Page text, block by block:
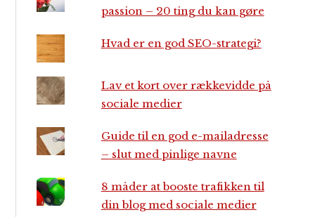
passion – 20 ting du kan gøre
Hvad er en god SEO-strategi?
Lav et kort over rækkevidde på
sociale medier
Guide til en god e-mailadresse
– slut med pinlige navne
8 måder at booste trafikken til
din blog med sociale medier